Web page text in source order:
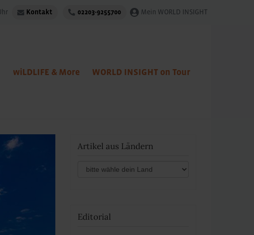
Kontakt 02203-9255700 Mein WORLD INSIGHT
wiLDLIFE & More WORLD INSIGHT on Tour
Artikel aus Ländern
Editorial